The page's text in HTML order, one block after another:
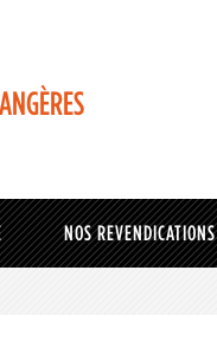
NOS REVENDICATIONS